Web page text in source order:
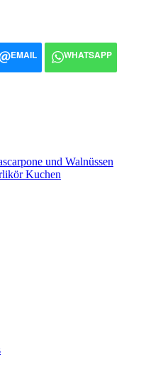
EMAIL WHATSAPP
und Walnüssen
Kuchen